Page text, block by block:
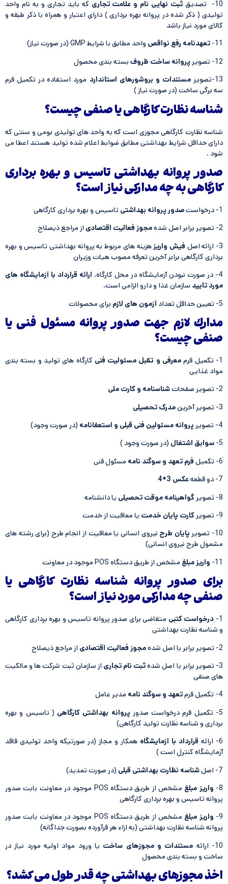
10- تصدیق ثبت نهایی نام و علامت تجاریکه باید تجاری و به نام واحد
تولیدی ( ذكر شده در پروانه بهره برداری ) دارای اعتبار و همراه با ذكر طبقه و
كالای مورد نیاز باشد
11-
تعهدنامه رفع نواقصواحد مطابق با شرایط GMP (در صورت نیاز)
12- تصویر
پروانه ساخت ظروفبسته بندی محصول
13-تصویر
مستندات و بروشورهای استانداردمورد استفاده در تکمیل فرم
سه برگی ساخت (در صورت نیاز )
شناسه نظارت كارگاهی یا صنفی چیست؟
شناسه نظارت کارگاهی مجوزی است که به واحد های تولیدی بومی و سنتی که
دارای حداقل شرایط بهداشتی مطابق ضوابط اعلام شده تولید هستند اعطا می
شود .
صدور پروانه بهداشتی تاسیس و بهره برداری
کارگاهی به چه مدارکی نیاز است؟
صدور پروانه بهداشتیتاسیس و بهره برداری کارگاهی
2- تصویر برابر اصل شده
مجوز فعالیت اقتصادیاز مراجع ذیصلاح
3- ارائه اصل
فیش واریزهزینه های مربوط به پروانه بهداشتی تاسیس و بهره
برداری کارگاهی برابر آخرین تعرفه مصوب هیات وزیران
4- در صورت نبودن آزمایشگاه در محل کارگاه،
ارائه قرارداد با آزمایشگاه های
مورد تاییدسازمان غذا و دارو الزامی است.
5- تعیین حداقل تعداد
آزمون های لازمبرای محصولات
مدارك لازم جهت صدور پروانه مسئول فنی یا
صنفی چیست؟
معرفی و تقبل مسئولیت فنیکارگاه های تولید و بسته بندی
مواد غذایی
2- تصویر صفحات
شناسنامه و کارت ملی
3- تصویر آخرین
مدرک تحصیلی
4- تصویر
پروانه مسئولین فنی قبلی و استعفانامه(در صورت وجود)
5- سوابق اشتغال(در صورت وجود )
6- تکمیل
فرم تعهد و سوگند نامهمسئول فنی
7- دو قطعه
عکس 3*4
8- تصویر
گواهینامه موقت تحصیلییا دانشنامه
9- تصویر
کارت پایان خدمتیا معافیت از خدمت
10- تصویر
پایان طرحنیروی انسانی یا معافیت از انجام طرح (برای رشته های
مشمول طرح نیروی انسانی)
11- واریز مبلغمشخص از طریق دستگاه POS موجود در معاونت
برای صدور پروانه شناسه نظارت کارگاهی یا
صنفی چه مدارکی مورد نیاز است؟
درخواست کتبیمتقاضی برای صدور پروانه تاسیس و بهره برداری کارگاهی
و شناسه نظارت بهداشتی
2- تصویر برابر با اصل شده
مجوز فعالیت اقتصادیاز مراجع ذیصلاح
3- تصویر برابر با اصل شده
ثبت نام تجاریاز سازمان ثبت شرکت ها و مالکیت
های صنفی
4- تکمیل فرم
تعهد و سوگند نامهمدیر عامل
5- تکمیل فرم درخواست صدور
پروانه بهداشتی کارگاهی( تاسیس و بهره
برداری و شناسه نظارت تولید کارگاهی)
6- ارائه
قرارداد با آزمایشگاههمکار و مجاز (در صورتیکه واحد تولیدی فاقد
آزمایشگاه کنترل است )
7- اصل
شناسه نظارت بهداشتی قبلی(در صورت تمدید)
8-
واریز مبلغ
مشخص از طریق دستگاه POS موجود در معاونت بابت صدور
پروانه تاسیس و بهره برداری کارگاهی
9-
واریز مبلغ
مشخص از طریق دستگاه POS موجود در معاونت بابت صدور
پروانه شناسه نظارت بهداشتی (به ازاء هر فرآورده بصورت جداگانه)
10- ارائه
مستندات و مجوزهای ساختیا ورود مواد اولیه مورد نیاز در
ساخت و بسته بندی محصول
اخذ مجوزهای بهداشتی چه قدر طول می کشد؟